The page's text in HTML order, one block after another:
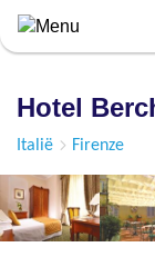
Overslaan
algemene
gaan
Hotel
Italië Firenze